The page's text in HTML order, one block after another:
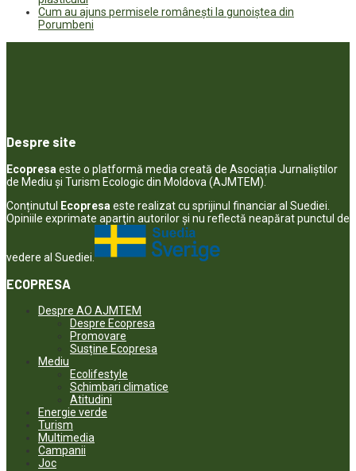
Cum au ajuns permisele românești la gunoiștea din
Porumbeni
Despre site
Ecopresa este o platformă media creată de Asociația Jurnaliștilor
de Mediu și Turism Ecologic din Moldova (AJMTEM).
Conținutul Ecopresa este realizat cu sprijinul financiar al Suediei.
Opiniile exprimate aparţin autorilor şi nu reflectă neapărat punctul de
vedere al Suediei.
ECOPRESA
Despre AO AJMTEM
Despre Ecopresa
Promovare
Susține Ecopresa
Mediu
Ecolifestyle
Schimbari climatice
Atitudini
Energie verde
Turism
Multimedia
Campanii
Joc